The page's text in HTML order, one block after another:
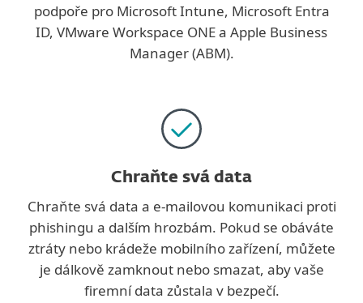
podpoře pro Microsoft Intune, Microsoft Entra
ID, VMware Workspace ONE a Apple Business
Manager (ABM).
Chraňte svá data
Chraňte svá data a e-mailovou komunikaci proti
phishingu a dalším hrozbám. Pokud se obáváte
ztráty nebo krádeže mobilního zařízení, můžete
je dálkově zamknout nebo smazat, aby vaše
firemní data zůstala v bezpečí.